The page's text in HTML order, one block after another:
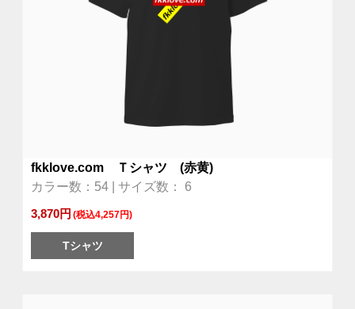
fkklove.com Ｔシャツ (赤黄)
カラー数：54 | サイズ数： 6
3,870円 (税込4,257円)
Tシャツ